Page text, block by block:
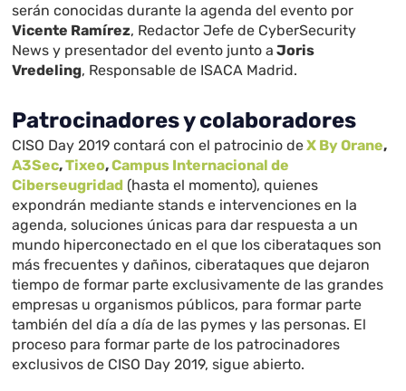
serán conocidas durante la agenda del evento por
Vicente Ramírez, Redactor Jefe de CyberSecurity
News y presentador del evento junto a Joris
Vredeling, Responsable de ISACA Madrid.
Patrocinadores y colaboradores
CISO Day 2019 contará con el patrocinio deX By Orane,
A3Sec,Tixeo,Campus Internacional de
Ciberseugridad (hasta el momento), quienes
expondrán mediante stands e intervenciones en la
agenda, soluciones únicas para dar respuesta a un
mundo hiperconectado en el que los ciberataques son
más frecuentes y dañinos, ciberataques que dejaron
tiempo de formar parte exclusivamente de las grandes
empresas u organismos públicos, para formar parte
también del día a día de las pymes y las personas. El
proceso para formar parte de los patrocinadores
exclusivos de CISO Day 2019, sigue abierto.